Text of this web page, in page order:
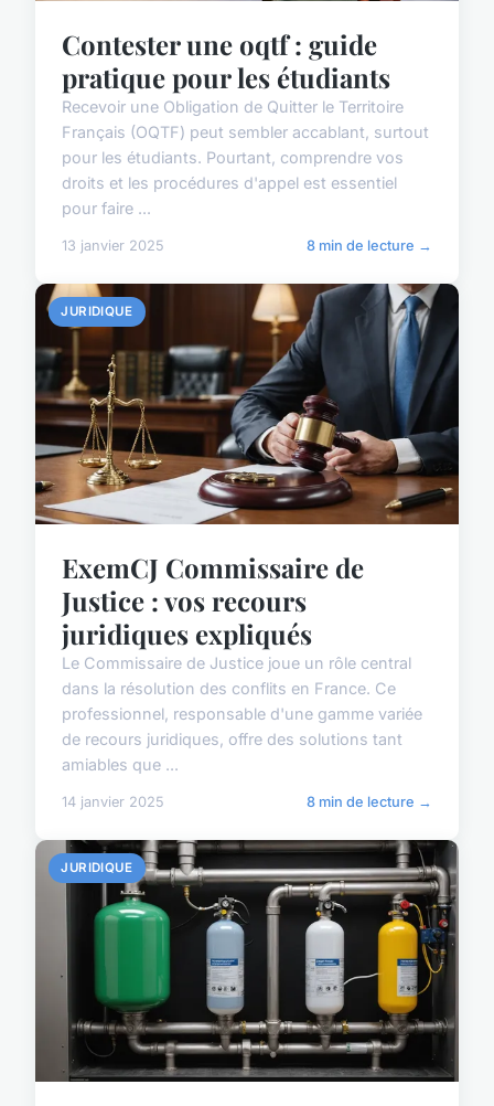
Contester une oqtf : guide
pratique pour les étudiants
Recevoir une Obligation de Quitter le Territoire
Français (OQTF) peut sembler accablant, surtout
pour les étudiants. Pourtant, comprendre vos
droits et les procédures d'appel est essentiel
pour faire ...
13 janvier 2025 8 min de lecture →
JURIDIQUE
ExemCJ Commissaire de
Justice : vos recours
juridiques expliqués
Le Commissaire de Justice joue un rôle central
dans la résolution des conflits en France. Ce
professionnel, responsable d'une gamme variée
de recours juridiques, offre des solutions tant
amiables que ...
14 janvier 2025 8 min de lecture →
JURIDIQUE